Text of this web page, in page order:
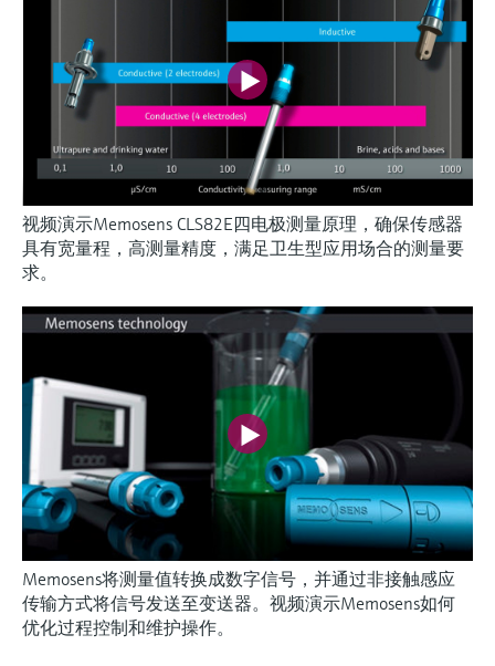
视频演示Memosens CLS82E四电极测量原理，确保传感器
具有宽量程，高测量精度，满足卫生型应用场合的测量要
求。
Memosens将测量值转换成数字信号，并通过非接触感应
传输方式将信号发送至变送器。视频演示Memosens如何
优化过程控制和维护操作。